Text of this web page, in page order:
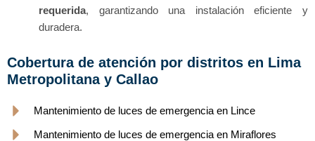
requerida, garantizando una instalación eficiente y
duradera.
Cobertura de atención por distritos en Lima
Metropolitana y Callao
Mantenimiento de luces de emergencia en Lince
Mantenimiento de luces de emergencia en Miraflores